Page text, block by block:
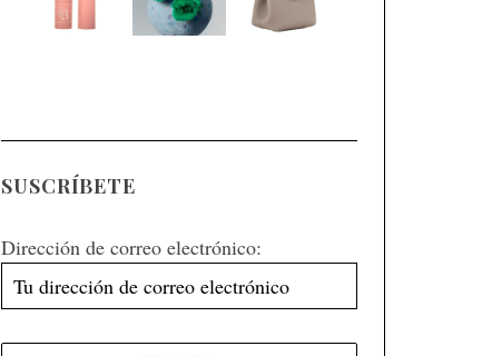
SUSCRÍBETE
Dirección de correo electrónico: